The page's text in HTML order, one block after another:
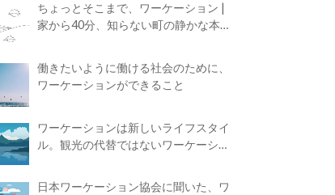
ちょっとそこまで、ワーケーション |
家から40分、知らない町の静かな本屋
働きたいように働ける社会のために、
ワーケーションができること
ワーケーションは新しいライフスタイ
ル。観光の代替ではないワーケーショ
日本ワーケーション協会に聞いた、ワ